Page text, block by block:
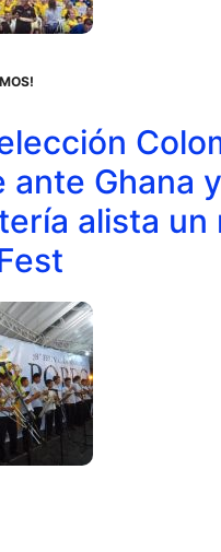
ante Ghana y
alista un